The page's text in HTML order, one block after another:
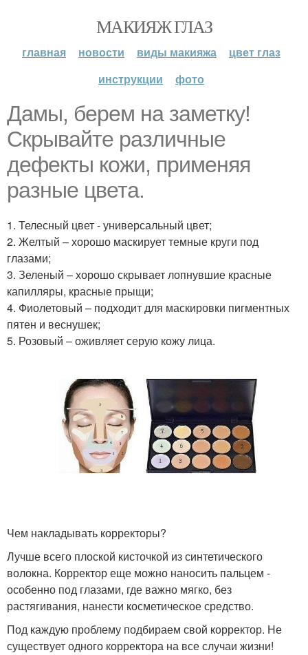
МАКИЯЖ ГЛАЗ
главная новости виды макияжа
цвет глаз
инструкции
фото
Дамы, берем на заметку!
Скрывайте различные
дефекты кожи, применяя
разные цвета.
1. Телесный цвет - универсальный цвет;
2. Желтый – хорошо маскирует темные круги под
глазами;
3. Зеленый – хорошо скрывает лопнувшие красные
капилляры, красные прыщи;
4. Фиолетовый – подходит для маскировки пигментных
пятен и веснушек;
5. Розовый – оживляет серую кожу лица.
Чем накладывать корректоры?
Лучше всего плоской кисточкой из синтетического
волокна. Корректор еще можно наносить пальцем -
особенно под глазами, где важно мягко, без
растягивания, нанести косметическое средство.
Под каждую проблему подбираем свой корректор. Не
существует одного корректора на все случаи жизни!